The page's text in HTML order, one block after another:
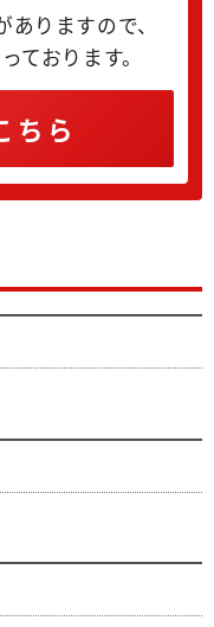
りますので、
ております。
ちら